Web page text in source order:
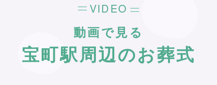
VIDEO
動画で見る
宝町駅周辺のお葬式